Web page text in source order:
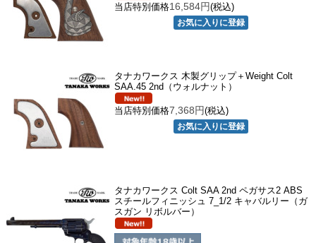
当店特別価格16,584円(税込)
タナカワークス 木製グリップ＋Weight Colt
SAA.45 2nd（ウォルナット）
当店特別価格7,368円(税込)
タナカワークス Colt SAA 2nd ペガサス2 ABS
スチールフィニッシュ 7_1/2 キャバルリー（ガ
スガン リボルバー）